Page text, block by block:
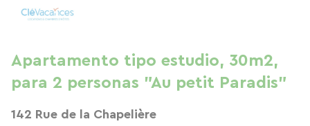
Apartamento tipo estudio, 30m2,
para 2 personas "Au petit Paradis"
142 Rue de la Chapelière